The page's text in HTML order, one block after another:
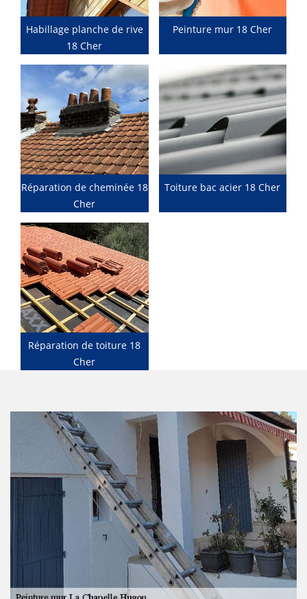
Habillage planche de rive
18 Cher
Peinture mur 18 Cher
Réparation de cheminée 18
Cher
Toiture bac acier 18 Cher
Réparation de toiture 18
Cher